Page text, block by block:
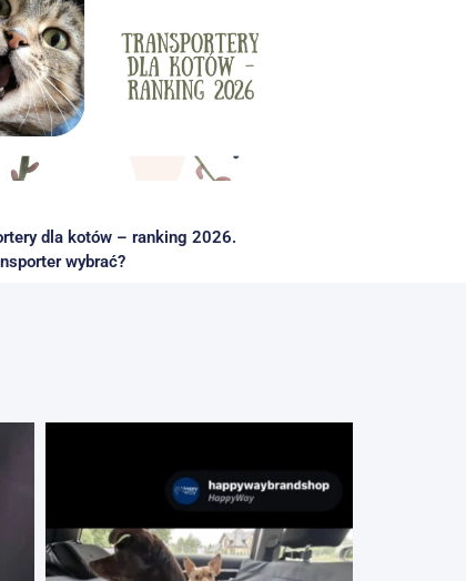
dla kotów – ranking 2026.
wybrać?